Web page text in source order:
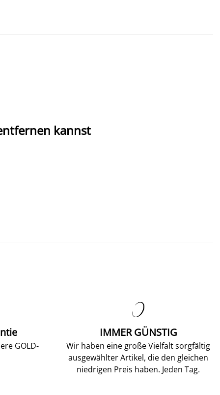
kannst
GOLD-

IMMER GÜNSTIG
Wir haben eine große Vielfalt sorgfältig
ausgewählter Artikel, die den gleichen
niedrigen Preis haben. Jeden Tag.